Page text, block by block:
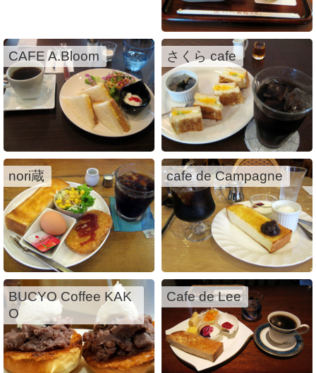
CAFE A.Bloom さくら cafe
nori蔵 cafe de Campagne
BUCYO Coffee KAK
O
Cafe de Lee